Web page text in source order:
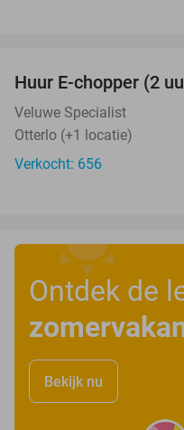
Huur E-chopper (2
Veluwe Specialist
Otterlo (+1 locatie)
Verkocht: 656
Ontdek de
Bekijk nu